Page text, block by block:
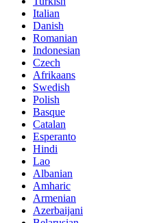
Italian
Danish
Romanian
Indonesian
Czech
Afrikaans
Swedish
Polish
Basque
Catalan
Esperanto
Hindi
Lao
Albanian
Amharic
Armenian
Azerbaijani